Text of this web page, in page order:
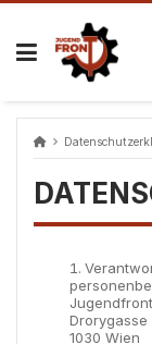
Skip
content
Drorygasse
1030 Wien